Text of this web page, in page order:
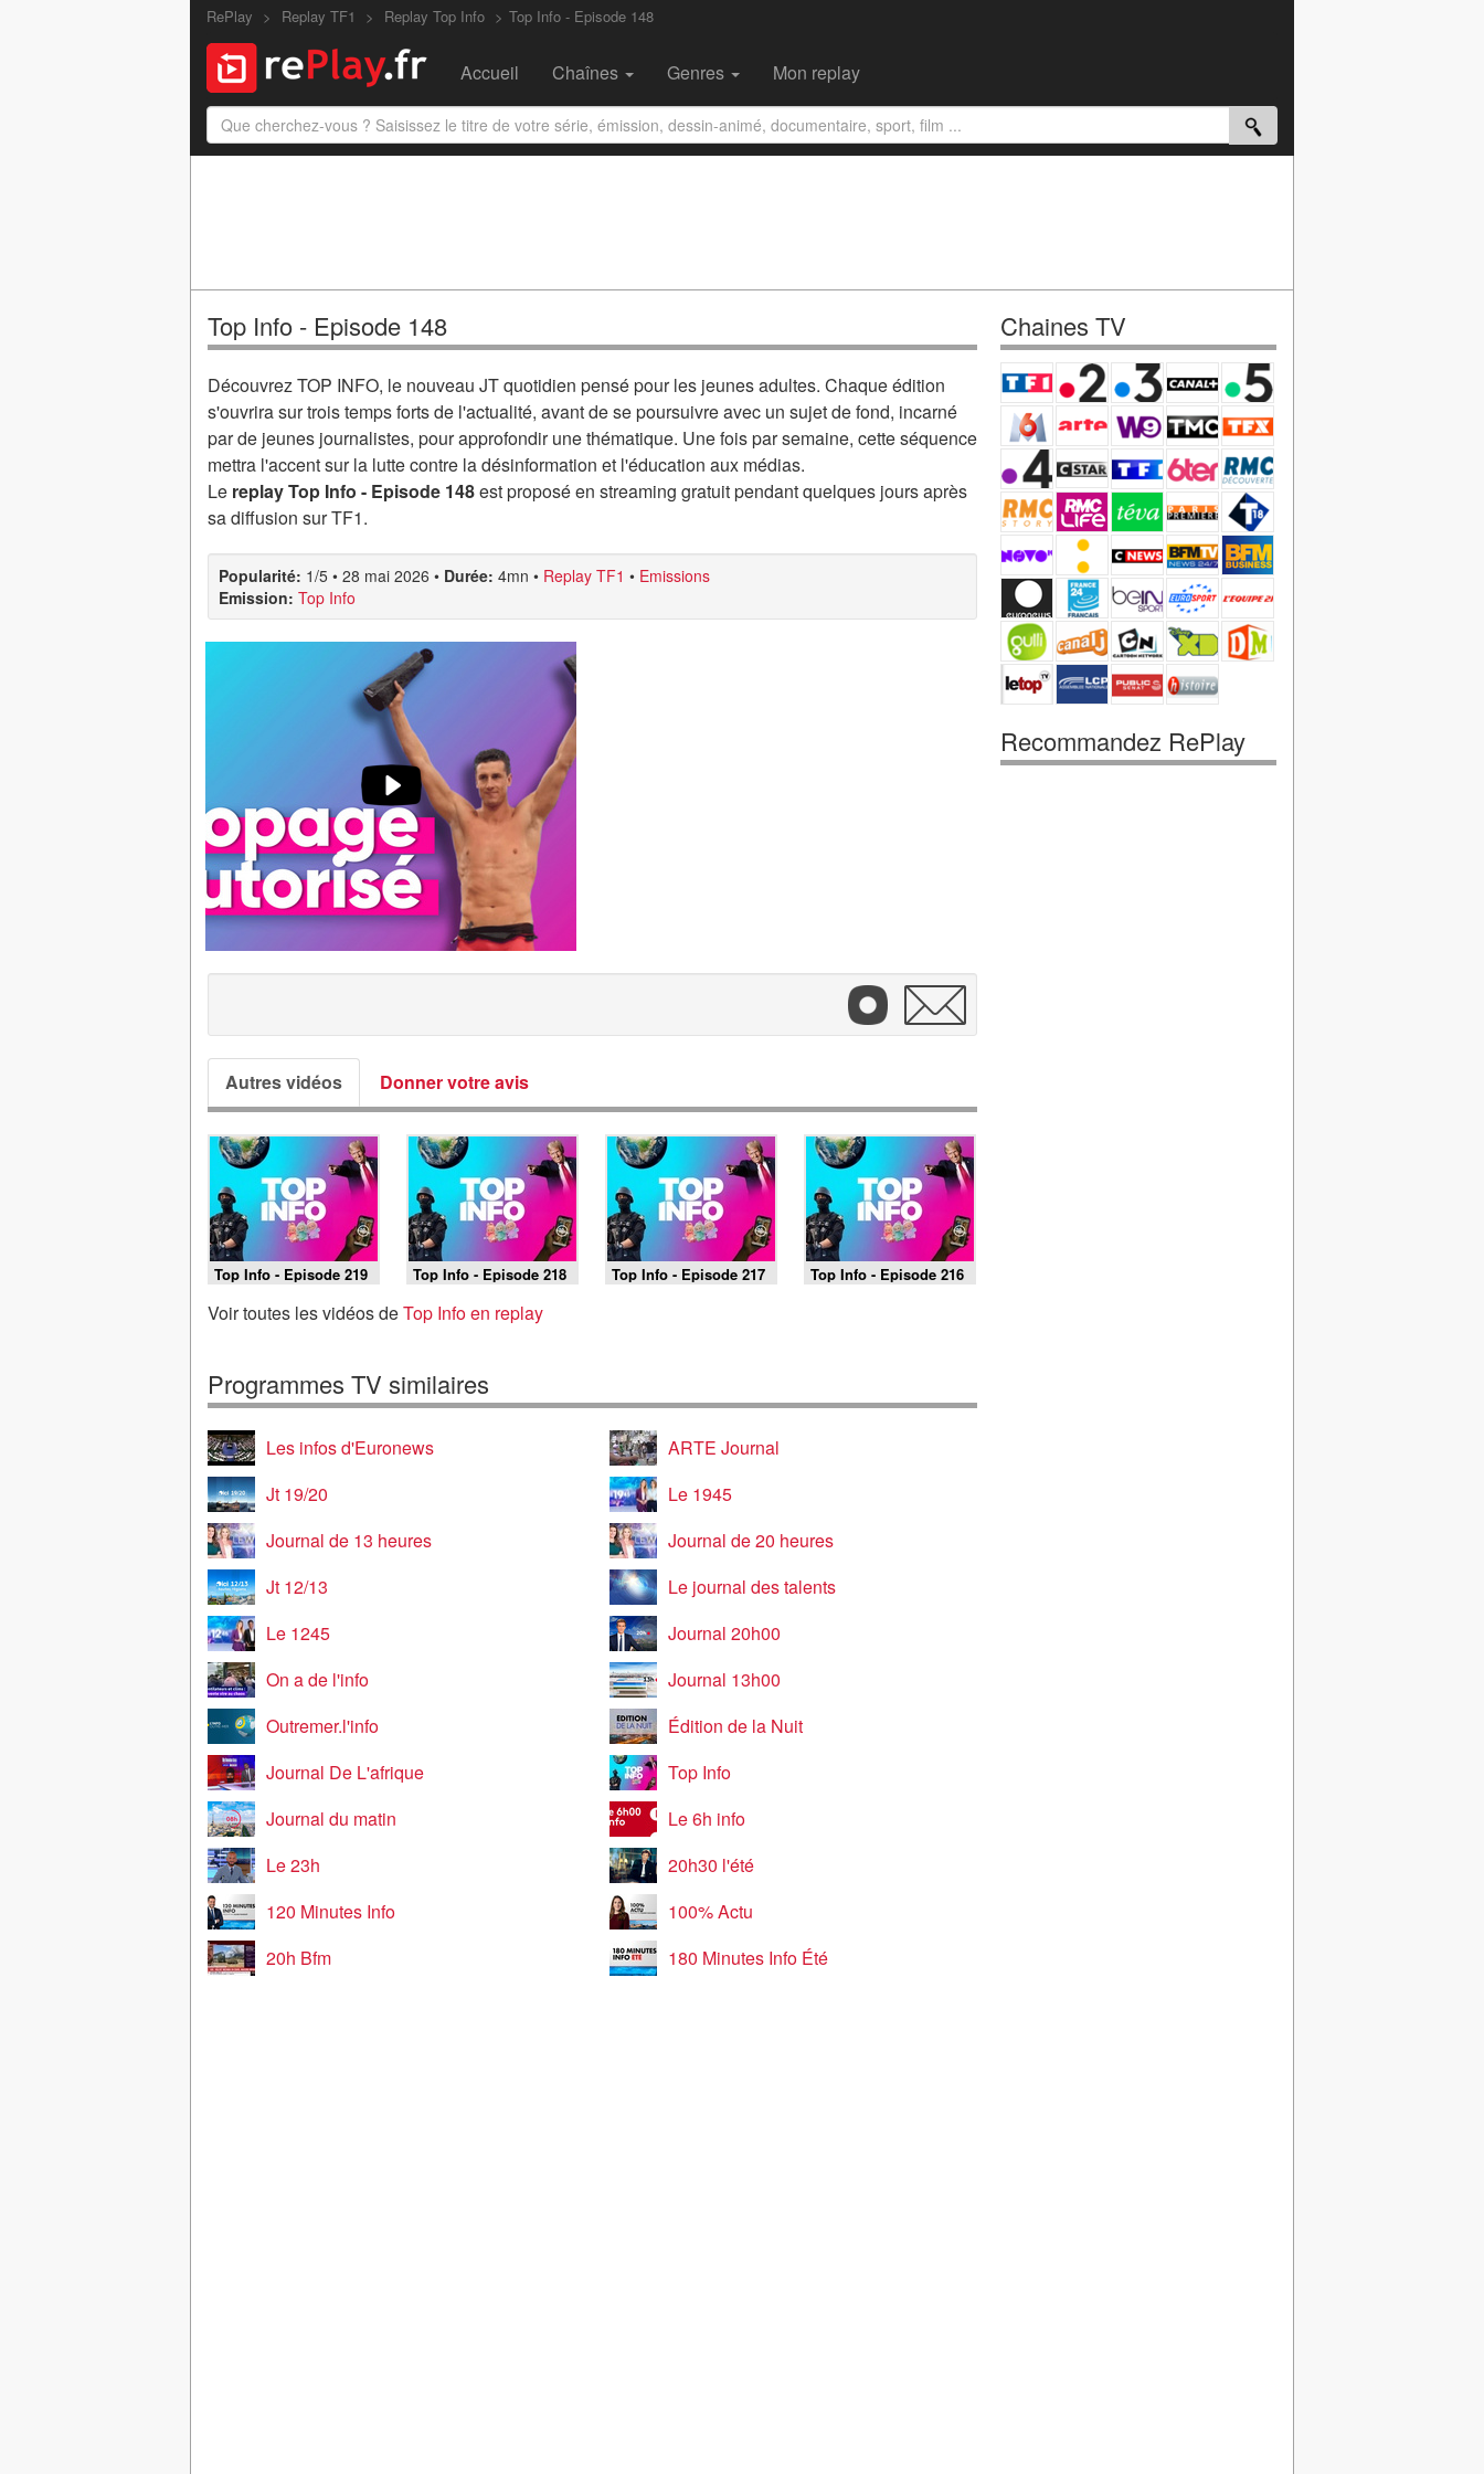
RePlay Replay TF1 Replay Top Info Top Info - Episode 148
Accueil Chaînes Genres Mon replay
Top Info - Episode 148
Découvrez TOP INFO, le nouveau JT quotidien pensé pour les jeunes adultes. Chaque édition
s'ouvrira sur trois temps forts de l'actualité, avant de se poursuivre avec un sujet de fond, incarné
par de jeunes journalistes, pour approfondir une thématique. Une fois par semaine, cette séquence
mettra l'accent sur la lutte contre la désinformation et l'éducation aux médias.
Le replay Top Info - Episode 148est proposé en streaming gratuit pendant quelques jours après
sa diffusion sur TF1.
Popularité: 1/5 • 28 mai 2026 • Durée: 4mn • Replay TF1 • Emissions
Emission: Top Info
Autres vidéos Donner votre avis
Top Info - Episode 219 Top Info - Episode 218 Top Info - Episode 217 Top Info - Episode 216
Voir toutes les vidéos deTop Info en replay
Programmes TV similaires
Les infos d'Euronews
ARTE Journal
Jt 19/20
Le 1945
Journal de 13 heures
Journal de 20 heures
Jt 12/13
Le journal des talents
Le 1245
Journal 20h00
On a de l'info
Journal 13h00
Outremer.l'info
Édition de la Nuit
Journal De L'afrique
Top Info
Journal du matin
Le 6h info
Le 23h
20h30 l'été
120 Minutes Info
100% Actu
20h Bfm
180 Minutes Info Été
Chaines TV
Recommandez RePlay